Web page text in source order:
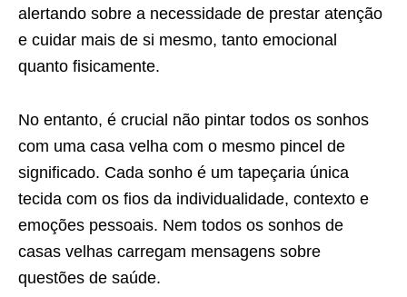
alertando sobre a necessidade de prestar atenção
e cuidar mais de si mesmo, tanto emocional
quanto fisicamente.
No entanto, é crucial não pintar todos os sonhos
com uma casa velha com o mesmo pincel de
significado. Cada sonho é um tapeçaria única
tecida com os fios da individualidade, contexto e
emoções pessoais. Nem todos os sonhos de
casas velhas carregam mensagens sobre
questões de saúde.